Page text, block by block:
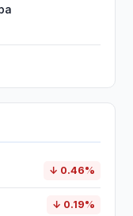
↓ 0.46%
↓ 0.19%